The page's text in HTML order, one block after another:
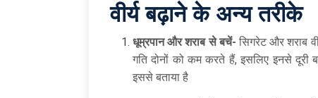
वीर्य बढ़ाने के अन्य तरीके
धूम्रपान और शराब से बचें- सिगरेट और शराब
गति दोनों को कम करते हैं, इसलिए इनसे दूरी
इससे बताया है